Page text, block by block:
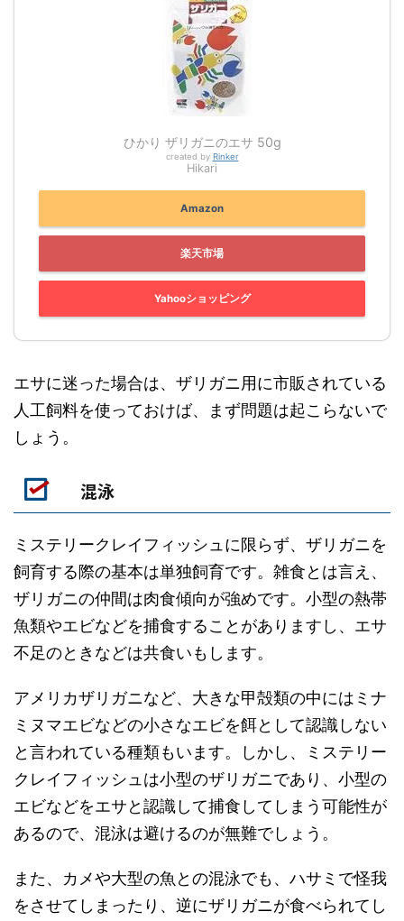
ひかり ザリガニのエサ 50g
created by Rinker
Hikari
Amazon
楽天市場
Yahooショッピング
エサに迷った場合は、ザリガニ用に市販されている
人工飼料を使っておけば、まず問題は起こらないで
しょう。
混泳
ミステリークレイフィッシュに限らず、ザリガニを
飼育する際の基本は単独飼育です。雑食とは言え、
ザリガニの仲間は肉食傾向が強めです。小型の熱帯
魚類やエビなどを捕食することがありますし、エサ
不足のときなどは共食いもします。
アメリカザリガニなど、大きな甲殻類の中にはミナ
ミヌマエビなどの小さなエビを餌として認識しない
と言われている種類もいます。しかし、ミステリー
クレイフィッシュは小型のザリガニであり、小型の
エビなどをエサと認識して捕食してしまう可能性が
あるので、混泳は避けるのが無難でしょう。
また、カメや大型の魚との混泳でも、ハサミで怪我
をさせてしまったり、逆にザリガニが食べられてし